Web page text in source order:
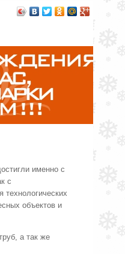
именно с
с
объектов и
а так же